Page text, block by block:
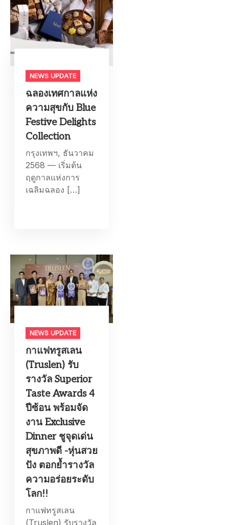
NEWS UPDATE
ฉลองเทศกาลแห่ง
ความสุขกับ Blue
Festive Delights
Collection
กรุงเทพฯ, ธันวาคม
2568 — เริ่มต้น
ฤดูกาลแห่งการ
เฉลิมฉลอง […]
NEWS UPDATE
กาแฟทรูสเลน
(Truslen) รับ
รางวัล Superior
Taste Awards 4
ปีซ้อน พร้อมจัด
งาน Exclusive
Dinner ชูจุดเด่น
สุขภาพดี -หุ่นสวย
ปัง ตอกย้ำรางวัล
ความอร่อยระดับ
โลก!!
กาแฟทรูสเลน
(Truslen) รับรางวัล